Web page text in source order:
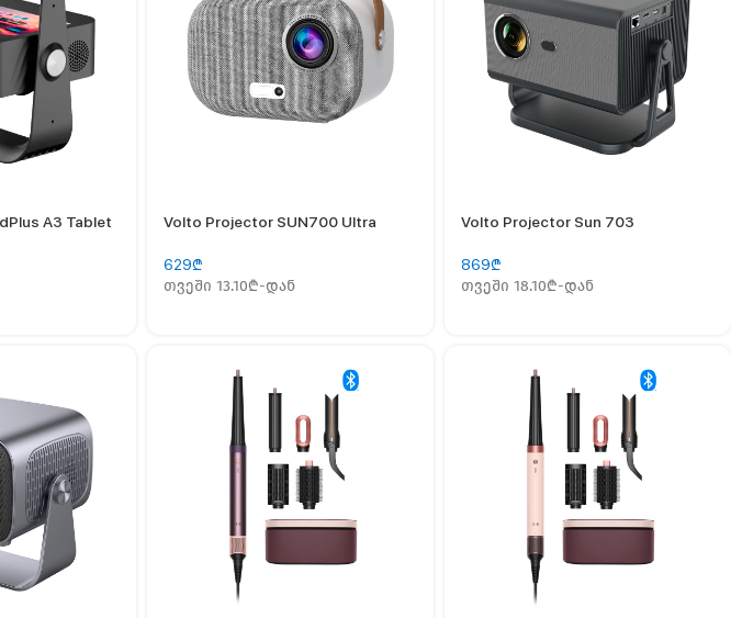
A3 Tablet Volto Projector SUN700 Ultra
629₾
თვეში 13.10₾-დან
Volto Projector Sun 703
869₾
თვეში 18.10₾-დან